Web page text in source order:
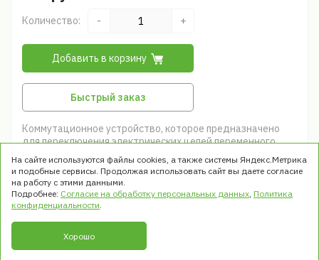
Количество: - +
Добавить в корзину
Быстрый заказ
Коммутационное устройство, которое предназначено
для переключения электрических цепей переменного
тока частотой 50/60 Гц с напряжением до 660 В и
постоянным напряжением до 400В. Выпускаются в типах:
•с длинной ручкой •с короткой ручкой •с подсветкой •без
подсветки •с замком
© ООО «ТРЭК». Все права защищены
1999 - 2026
На сайте используются файлы cookies, а также системы Яндекс.Метрика
и подобные сервисы. Продолжая использовать сайт вы даете согласие
на работу с этими данными.
Подробнее: Согласие на обработку персональных данных, Политика
конфиденциальности.
Хорошо